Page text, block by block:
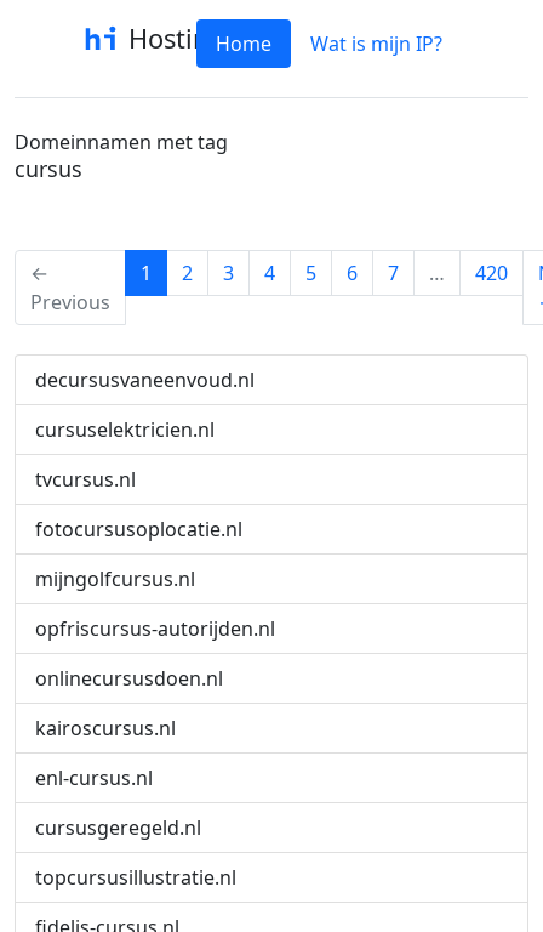
HostinfoHome Wat is mijn IP?
Domeinnamen met tag
cursus
←
Previous
1 (current)
2 3 4 5 6 7 … 420
decursusvaneenvoud.nl
cursuselektricien.nl
tvcursus.nl
fotocursusoplocatie.nl
mijngolfcursus.nl
opfriscursus-autorijden.nl
onlinecursusdoen.nl
kairoscursus.nl
enl-cursus.nl
cursusgeregeld.nl
topcursusillustratie.nl